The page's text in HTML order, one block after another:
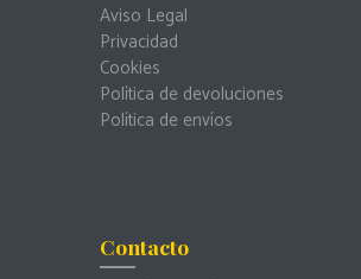
Aviso Legal
Privacidad
Cookies
Política de devoluciones
Política de envíos
Contacto